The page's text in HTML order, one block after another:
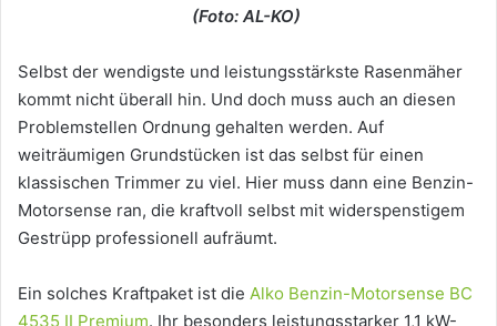
(Foto: AL-KO)
Selbst der wendigste und leistungsstärkste Rasenmäher
kommt nicht überall hin. Und doch muss auch an diesen
Problemstellen Ordnung gehalten werden. Auf
weiträumigen Grundstücken ist das selbst für einen
klassischen Trimmer zu viel. Hier muss dann eine Benzin-
Motorsense ran, die kraftvoll selbst mit widerspenstigem
Gestrüpp professionell aufräumt.
Ein solches Kraftpaket ist die Alko Benzin-Motorsense BC
4535 II Premium. Ihr besonders leistungsstarker 1,1 kW-